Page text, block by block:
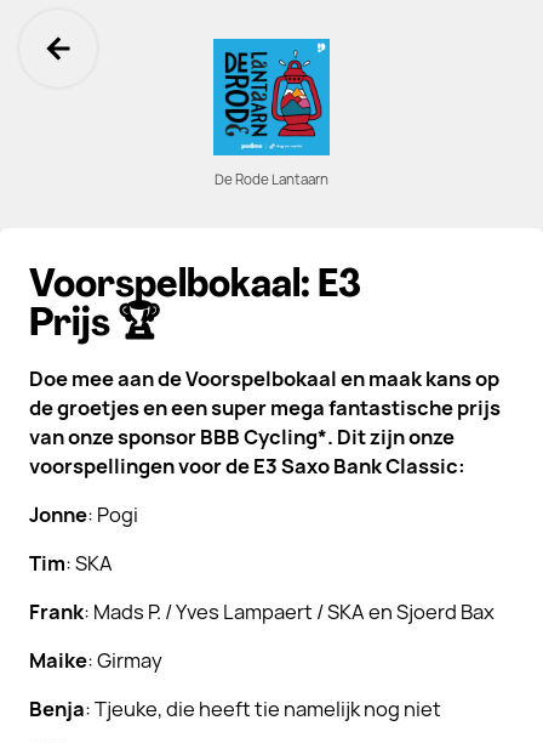
Ga terug
De Rode Lantaarn
Voorspelbokaal: E3
Prijs 🏆
Doe mee aan de Voorspelbokaal en maak kans op
de groetjes en een super mega fantastische prijs
van onze sponsor BBB Cycling*. Dit zijn onze
voorspellingen voor de E3 Saxo Bank Classic:
Jonne: Pogi
Tim: SKA
Frank: Mads P. / Yves Lampaert / SKA en Sjoerd Bax
Maike: Girmay
Benja: Tjeuke, die heeft tie namelijk nog niet